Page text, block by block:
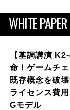
WHITE PAPER
【基調講演
命！ゲームチ
既存概念を破
ライセンス費
Gモデル